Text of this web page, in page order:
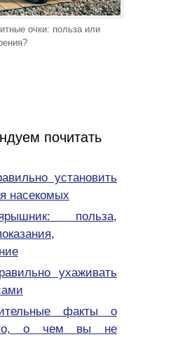
очки: польза или
почитать
установить
насекомых
польза,
ухаживать
факты о
о чем вы не